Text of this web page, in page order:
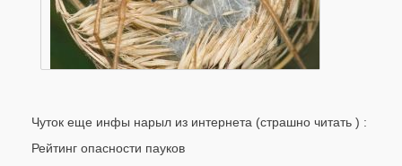
Чуток еще инфы нарыл из интернета (страшно читать ) :
Рейтинг опасности пауков